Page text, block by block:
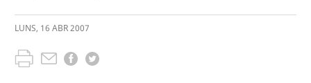
LUNS, 16 ABR2007